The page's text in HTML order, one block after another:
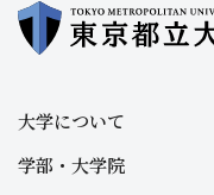
大学について
学部・大学院